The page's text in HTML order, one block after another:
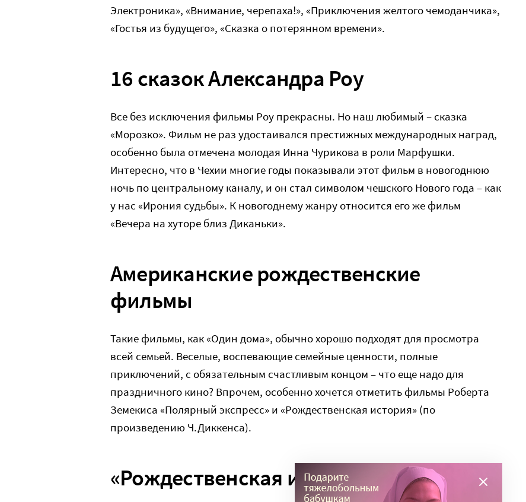
Электроника», «Внимание, черепаха!», «Приключения желтого чемоданчика»,
«Гостья из будущего», «Сказка о потерянном времени».
16 сказок Александра Роу
Все без исключения фильмы Роу прекрасны. Но наш любимый – сказка
«Морозко». Фильм не раз удостаивался престижных международных наград,
особенно была отмечена молодая Инна Чурикова в роли Марфушки.
Интересно, что в Чехии многие годы показывали этот фильм в новогоднюю
ночь по центральному каналу, и он стал символом чешского Нового года – как
у нас «Ирония судьбы». К новогоднему жанру относится его же фильм
«Вечера на хуторе близ Диканьки».
Американские рождественские
фильмы
Такие фильмы, как «Один дома», обычно хорошо подходят для просмотра
всей семьей. Веселые, воспевающие семейные ценности, полные
приключений, с обязательным счастливым концом – что еще надо для
праздничного кино? Впрочем, особенно хочется отметить фильмы Роберта
Земекиса «Полярный экспресс» и «Рождественская история» (по
произведению Ч.Диккенса).
«Рождественская история» по-фински